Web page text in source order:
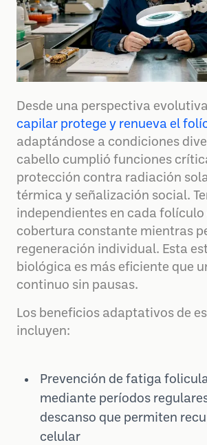
Desde una perspectiva
capilar protege y renueva el
adaptándose a condiciones
cabello cumplió funciones
protección contra radiación
térmica y señalización social.
independientes en cada
cobertura constante mientras
regeneración individual. Esta
biológica es más eficiente que
continuo sin pausas.
Los beneficios adaptativos de
incluyen:
Prevención de fatiga
mediante períodos
descanso que permiten
celular